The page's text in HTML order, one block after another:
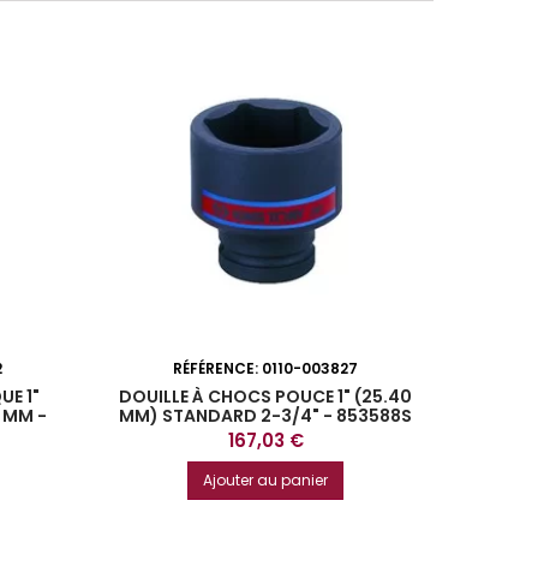
1"
-
RÉFÉRENCE: 0110-003827
DOUILLE À CHOCS POUCE 1" (25.40
MM) STANDARD 2-3/4" - 853588S
Prix
167,03 €
Ajouter au panier